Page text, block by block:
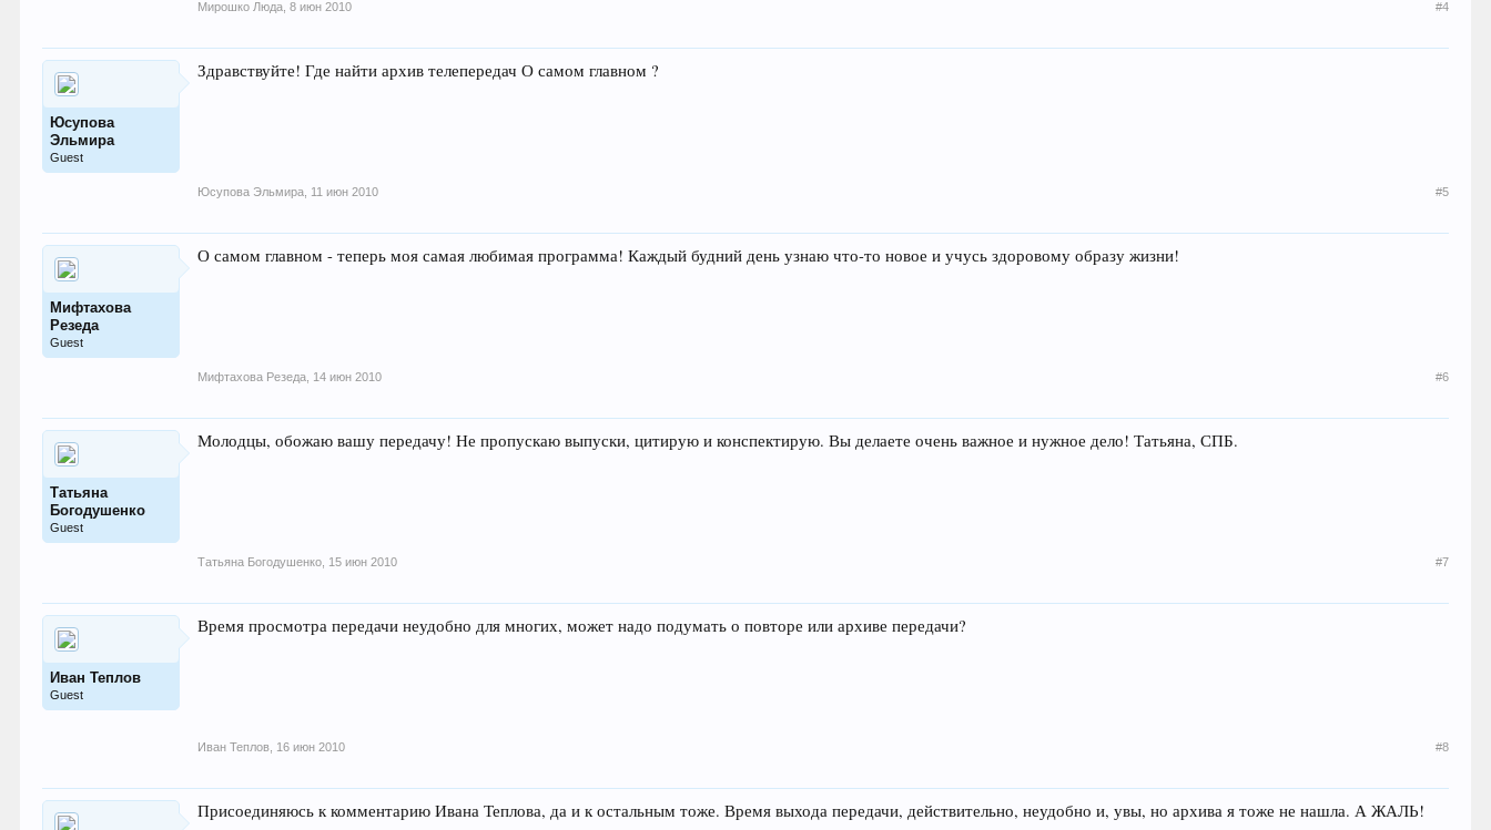
Мирошко Люда 8 июн 2010 #4
Юсупова
Эльмира
Guest
Здравствуйте! Где найти архив телепередач О самом главном ?
Юсупова Эльмира 11 июн 2010 #5
Мифтахова
Резеда
Guest
О самом главном - теперь моя самая любимая программа! Каждый будний день узнаю что-то новое и учусь здоровому образу жизни!
Мифтахова Резеда 14 июн 2010 #6
Татьяна
Богодушенко
Guest
Молодцы, обожаю вашу передачу! Не пропускаю выпуски, цитирую и конспектирую. Вы делаете очень важное и нужное дело! Татьяна, СПБ.
Татьяна Богодушенко 15 июн 2010 #7
Иван Теплов
Guest
Время просмотра передачи неудобно для многих, может надо подумать о повторе или архиве передачи?
Иван Теплов 16 июн 2010 #8
Присоединяюсь к комментарию Ивана Теплова, да и к остальным тоже. Время выхода передачи, действительно, неудобно и, увы, но архива я тоже не нашла. А ЖАЛЬ!